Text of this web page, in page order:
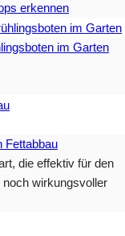
erkennen
im Garten
Fettabbau
die effektiv für den
noch wirkungsvoller